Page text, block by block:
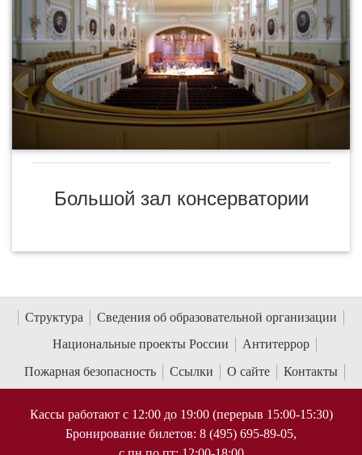
Большой зал консерватории
Структура
Сведения об образовательной организации
Национальные проекты России
Антитеррор
Пожарная безопасность
Ссылки О сайте Контакты
Кассы работают с 12:00 до 19:00 (перерыв 15:00-15:30)
Бронирование билетов: 8 (495) 695-89-05,